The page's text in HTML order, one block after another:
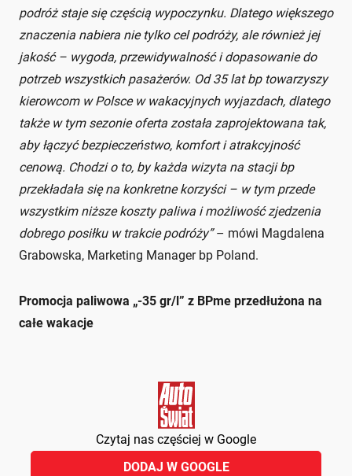
podróż staje się częścią wypoczynku. Dlatego większego
znaczenia nabiera nie tylko cel podróży, ale również jej
jakość – wygoda, przewidywalność i dopasowanie do
potrzeb wszystkich pasażerów. Od 35 lat bp towarzyszy
kierowcom w Polsce w wakacyjnych wyjazdach, dlatego
także w tym sezonie oferta została zaprojektowana tak,
aby łączyć bezpieczeństwo, komfort i atrakcyjność
cenową. Chodzi o to, by każda wizyta na stacji bp
przekładała się na konkretne korzyści – w tym przede
wszystkim niższe koszty paliwa i możliwość zjedzenia
dobrego posiłku w trakcie podróży”– mówi Magdalena
Grabowska, Marketing Manager bp Poland.
Promocja paliwowa „-35 gr/l” z BPme przedłużona na
całe wakacje
Czytaj nas częściej w Google
DODAJ W GOOGLE